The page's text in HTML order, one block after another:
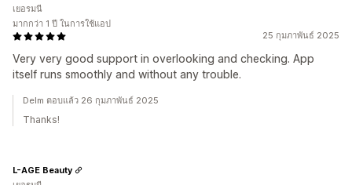
25 กุมภาพันธ์ 2025
Very very good support in overlooking and checking. App
itself runs smoothly and without any trouble.
เยอรมนี
มากกว่า 1 ปี ในการใช้แอป
Delm ตอบแล้ว 26 กุมภาพันธ์ 2025
Thanks!
L-AGE Beauty